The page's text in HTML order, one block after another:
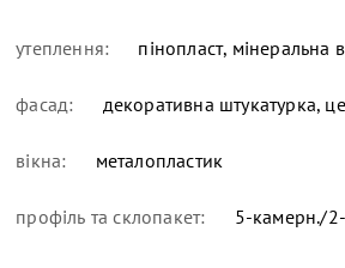
утеплення: пінопласт, мінеральна
фасад: декоративна штукатурка,
вікна: металопластик
профіль та склопакет: 5-камерн./